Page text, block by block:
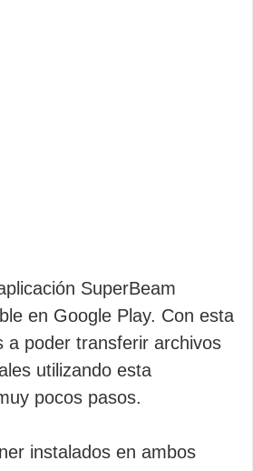
SuperBeam
en Google Play. Con esta
a poder transferir archivos
utilizando esta
pocos pasos.
instalados en ambos